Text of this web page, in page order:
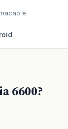
e
6600?